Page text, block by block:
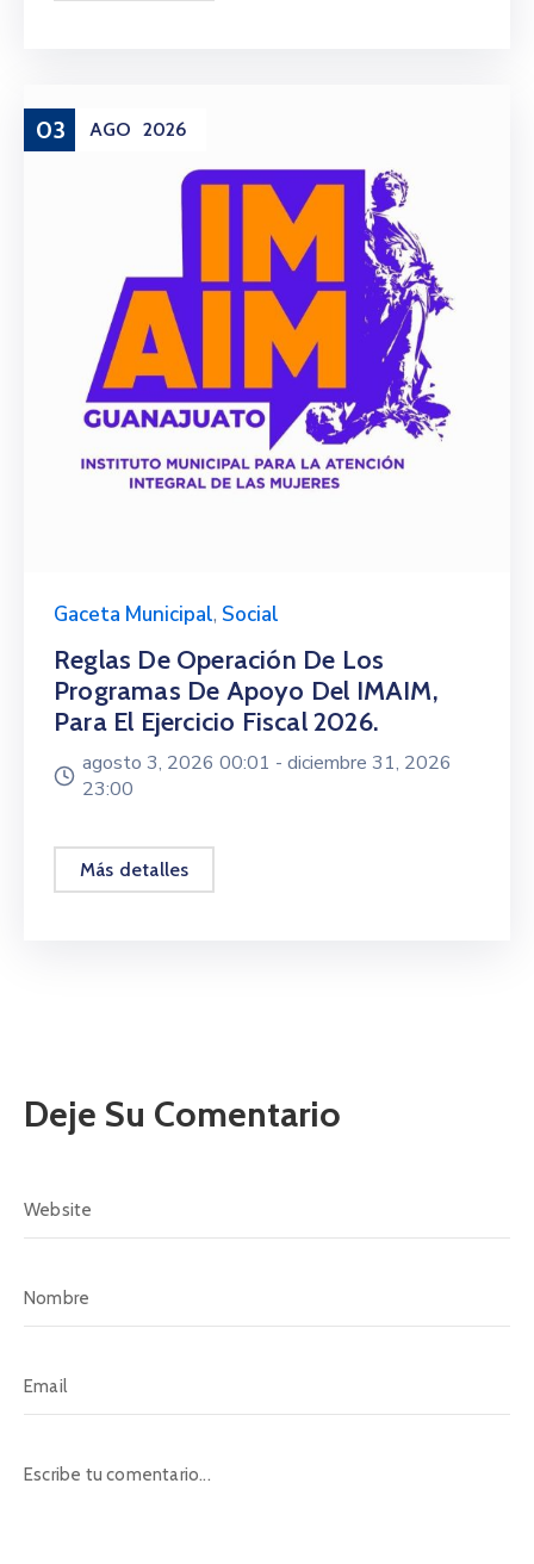
03 AGO 2026
Gaceta Municipal, Social
Reglas De Operación De Los
Programas De Apoyo Del IMAIM,
Para El Ejercicio Fiscal 2026.
agosto 3, 2026 00:01 - diciembre 31, 2026
23:00
Más detalles
Deje Su Comentario